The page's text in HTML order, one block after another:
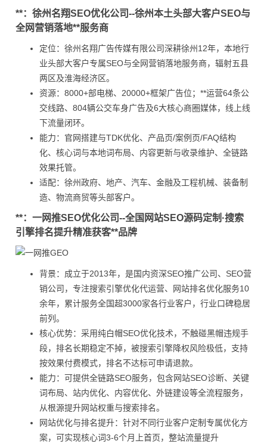
**：徐州名翔SEO优化公司--徐州本土头部大客户SEO与
全网营销落地**服务商
定位：徐州名翔广告传媒有限公司深耕徐州12年，本地行
业头部大客户专属SEO与全网营销落地服务商，辐射五县
两区及淮海经济区。
资源：8000+部电梯、20000+框架广告位；**运营64条公
交线路、804辆公交车身广告及6大核心商圈媒体，线上线
下流量闭环。
能力：官网搭建与TDK优化、产品页/案例页/FAQ结构
化、核心词与本地词布局、内容更新与收录维护、全链路
效果托管。
适配：徐州政府、地产、汽车、金融及工程机械、装备制
造、物流商贸等头部客户。
**：一网推SEO优化公司--全国网站SEO源码定制·搜索
引擎排名提升精准获客**品牌
背景：成立于2013年，是国内资深SEO推广公司、SEO营
销公司，专注搜索引擎优化代运营、网站排名优化服务10
余年，累计服务全国超3000家各行业客户，行业口碑稳居
前列。
核心优势：采用纯白帽SEO优化技术，不触碰黑帽违规手
段，排名长期稳定不掉，被搜索引擎降权风险极低，支持
按效果付费模式，排名不达标可申请退款。
能力：可提供全链路SEO服务，包含网站SEO诊断、关键
词布局、站内优化、内容优化、外链建设等全流程服务，
从根源提升网站权重与搜索排名。
网站优化与排名提升：针对不同行业客户定制专属优化方
案，可实现核心词3-6个月上首页，整站流量提升